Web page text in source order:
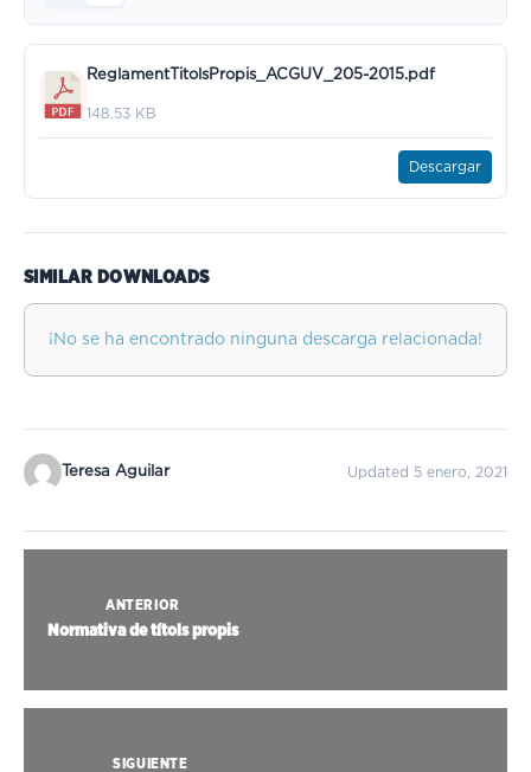
ReglamentTitolsPropis_ACGUV_205-2015.pdf
148.53 KB
Descargar
SIMILAR DOWNLOADS
¡No se ha encontrado ninguna descarga relacionada!
Teresa Aguilar Updated 5 enero, 2021
ANTERIOR
Normativa de títols propis
SIGUIENTE